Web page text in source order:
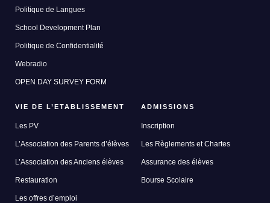
Politique de Langues
School Development Plan
Politique de Confidentialité
Webradio
OPEN DAY SURVEY FORM
ADMISSIONS
Inscription
Les Règlements et Chartes
Assurance des élèves
Bourse Scolaire
VIE DE L’ETABLISSEMENT
Les PV
L’Association des Parents d’élèves
L’Association des Anciens élèves
Restauration
Les offres d’emploi